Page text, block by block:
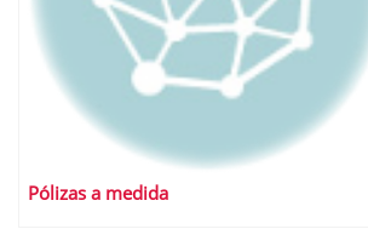
Pólizas a medida